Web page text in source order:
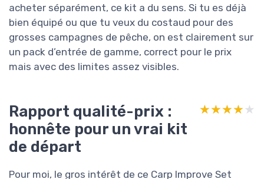
acheter séparément, ce kit a du sens. Si tu es déjà
bien équipé ou que tu veux du costaud pour des
grosses campagnes de pêche, on est clairement sur
un pack d’entrée de gamme, correct pour le prix
mais avec des limites assez visibles.
Rapport qualité-prix :
honnête pour un vrai kit
de départ
★★★★★
★★★★★
Pour moi, le gros intérêt de ce Carp Improve Set